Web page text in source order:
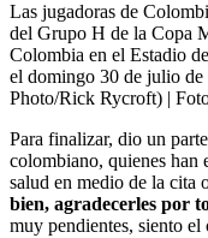
Las jugadoras de
del Grupo H de la Copa
Colombia en el Estadio
el domingo 30 de julio
Photo/Rick Rycroft) |
Para finalizar, dio un
colombiano, quienes han
salud en medio de la cita
bien, agradecerles por
muy pendientes, siento el